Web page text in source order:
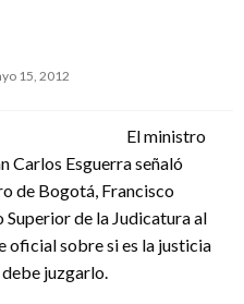
15, 2012
El ministro
Carlos Esguerra señaló
de Bogotá, Francisco
Superior de la Judicatura al
oficial sobre si es la justicia
juzgarlo.